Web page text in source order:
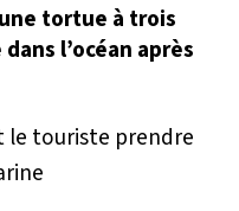
tortue à trois
l’océan après